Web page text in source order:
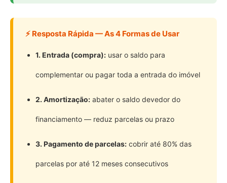
⚡ Resposta Rápida — As 4 Formas de Usar
1. Entrada (compra): usar o saldo para
complementar ou pagar toda a entrada do imóvel
2. Amortização: abater o saldo devedor do
financiamento — reduz parcelas ou prazo
3. Pagamento de parcelas: cobrir até 80% das
parcelas por até 12 meses consecutivos